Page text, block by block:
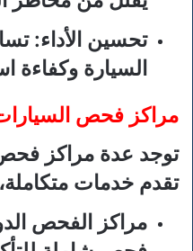
تحسين الأداء:
السيارة وكفاءة
مراكز فحص
توجد عدة مراكز
تقدم خدمات
مراكز الفحص